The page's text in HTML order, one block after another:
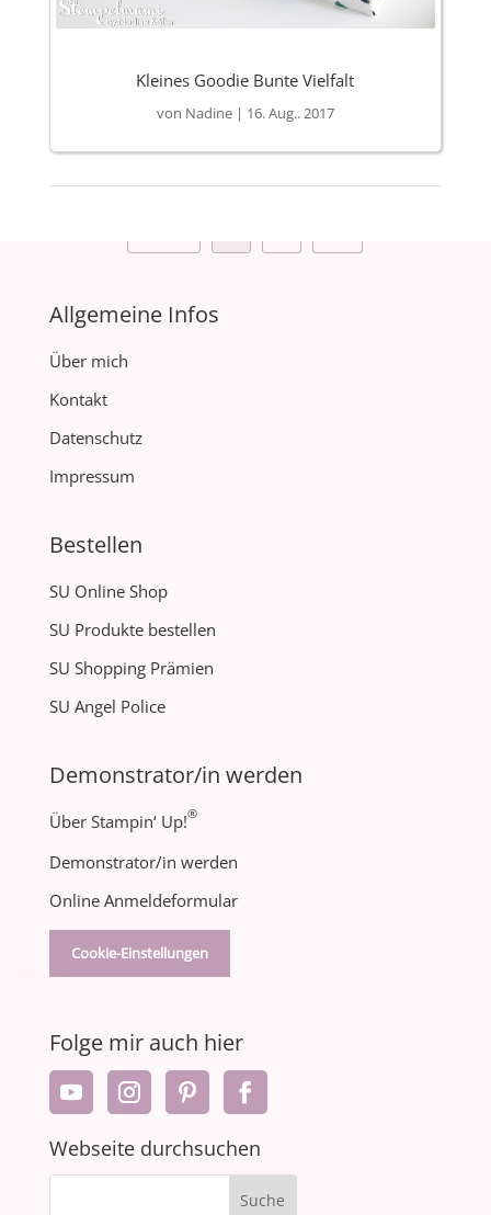
Kleines Goodie Bunte Vielfalt
von Nadine| 16. Aug.. 2017
Allgemeine Infos
Über mich
Kontakt
Datenschutz
Impressum
Bestellen
SU Online Shop
SU Produkte bestellen
SU Shopping Prämien
SU Angel Police
Demonstrator/in werden
Über Stampin‘ Up!®
Demonstrator/in werden
Online Anmeldeformular
Cookie-Einstellungen
Folge mir auch hier
Webseite durchsuchen